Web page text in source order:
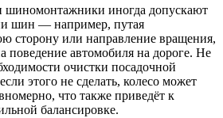
шиномонтажники иногда допускают
шин — например, путая
или направление вращения,
поведение автомобиля на дороге. Не
очистки посадочной
этого не сделать, колесо может
что также приведёт к
балансировке.